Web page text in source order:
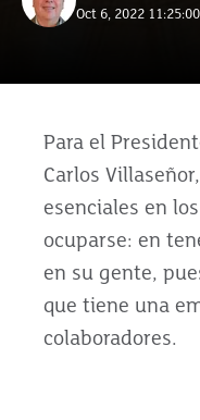
Oct 6, 2022
Para el
Carlos
esenciales en
ocuparse: en
en su gente,
que tiene una
colaboradores.